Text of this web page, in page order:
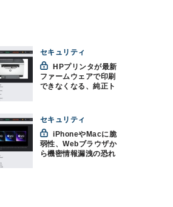
セキュリティ
ファームウェアで印刷
できなくなる、純正ト
セキュリティ
iPhoneやMacに脆
弱性、Webブラウザか
ら機密情報漏洩の恐れ